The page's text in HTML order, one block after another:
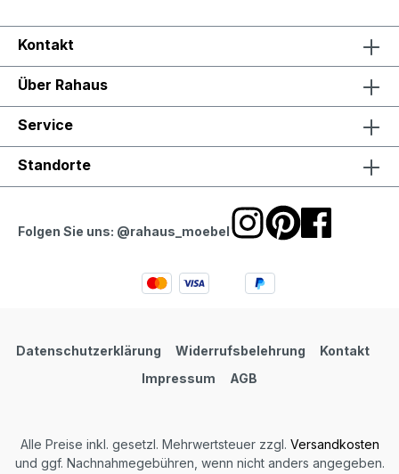
Kontakt
Über Rahaus
Service
Standorte
Folgen Sie uns: @rahaus_moebel
Datenschutzerklärung Widerrufsbelehrung
Kontakt
Impressum
AGB
Alle Preise inkl. gesetzl. Mehrwertsteuer zzgl. Versandkosten
und ggf. Nachnahmegebühren, wenn nicht anders angegeben.